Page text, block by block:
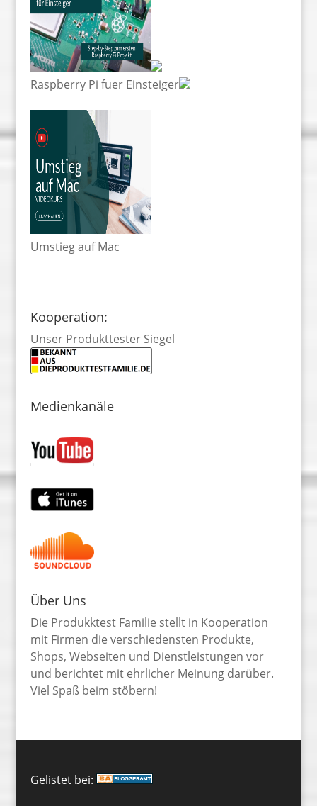
Raspberry Pi fuer Einsteiger
Umstieg auf Mac
Kooperation:
Unser Produkttester Siegel
Medienkanäle
Über Uns
Die Produkktest Familie stellt in Kooperation
mit Firmen die verschiedensten Produkte,
Shops, Webseiten und Dienstleistungen vor
und berichtet mit ehrlicher Meinung darüber.
Viel Spaß beim stöbern!
Gelistet bei: